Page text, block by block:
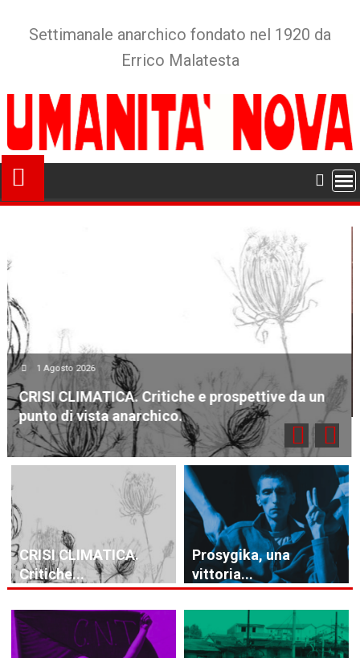
Settimanale anarchico fondato nel 1920 da
Errico Malatesta
un
IN PIAZZA PER ABDERRAHIM FAKIR – BASTA
POLIZIA!
CRISI CLIMATICA.
Critiche...
Prosygika, una
vittoria...